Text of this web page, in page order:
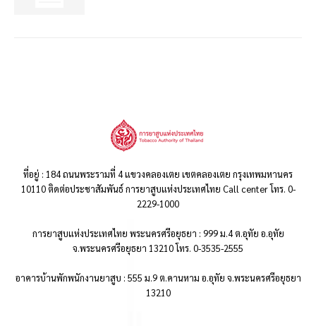
ที่อยู่ : 184 ถนนพระรามที่ 4 แขวงคลองเตย เขตคลองเตย กรุงเทพมหานคร
10110 ติดต่อประชาสัมพันธ์ การยาสูบแห่งประเทศไทย Call center โทร. 0-
2229-1000
การยาสูบแห่งประเทศไทย พระนครศรีอยุธยา : 999 ม.4 ต.อุทัย อ.อุทัย
จ.พระนครศรีอยุธยา 13210 โทร. 0-3535-2555
อาคารบ้านพักพนักงานยาสูบ : 555 ม.9 ต.คานหาม อ.อุทัย จ.พระนครศรีอยุธยา
13210